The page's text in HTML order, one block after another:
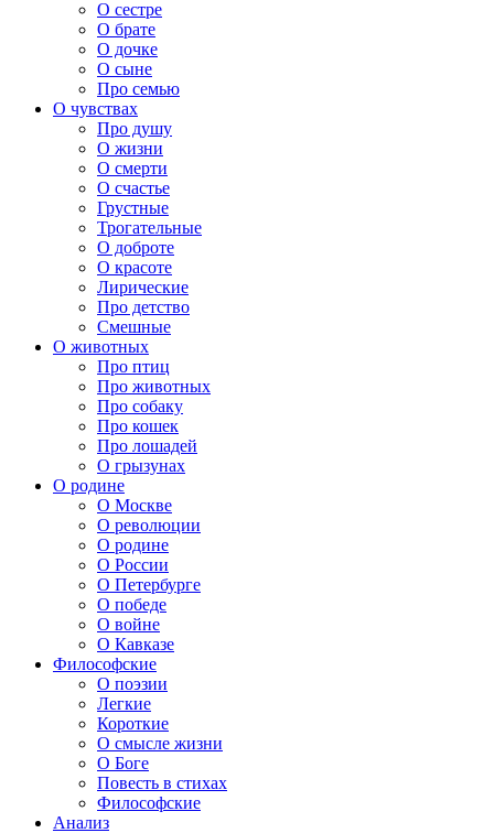
О сестре
О брате
О дочке
О сыне
Про семью
О чувствах
Про душу
О жизни
О смерти
О счастье
Грустные
Трогательные
О доброте
О красоте
Лирические
Про детство
Смешные
О животных
Про птиц
Про животных
Про собаку
Про кошек
Про лошадей
О грызунах
О родине
О Москве
О революции
О родине
О России
О Петербурге
О победе
О войне
О Кавказе
Философские
О поэзии
Легкие
Короткие
О смысле жизни
О Боге
Повесть в стихах
Философские
Анализ